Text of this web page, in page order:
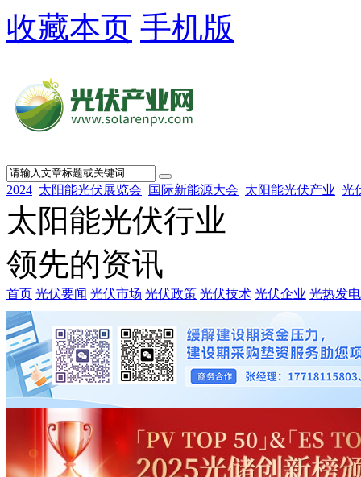
收藏本页 手机版
2024 太阳能光伏展览会 国际新能源大会 太阳能光伏产业 光
太阳能光伏行业
领先的资讯
首页 光伏要闻 光伏市场 光伏政策 光伏技术 光伏企业 光热发电